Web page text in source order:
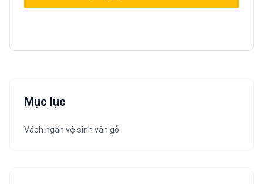
Mục lục
Vách ngăn vệ sinh vân gỗ